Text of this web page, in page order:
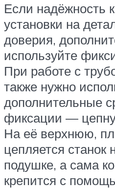
Если надёжность
установки на
доверия,
используйте
При работе с
также нужно
дополнительные
фиксации —
На её верхнюю,
цепляется станок
подушке, а сама
крепится с